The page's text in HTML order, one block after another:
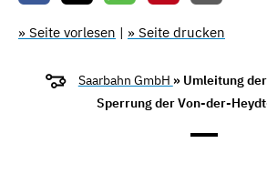
» Seite vorlesen | » Seite drucken
Saarbahn GmbH » Umleitung
Sperrung der Von-der-